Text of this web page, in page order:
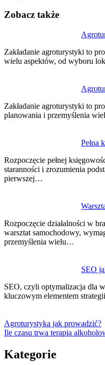
Zobacz także
Zakładanie agroturystyki to
wielu aspektów, od wyboru
Zakładanie agroturystyki to
planowania i przemyślenia
Pełna
Rozpoczęcie pełnej
staranności i zrozumienia
pierwszej…
Rozpoczęcie działalności w
warsztat samochodowy,
przemyślenia wielu…
SEO
SEO, czyli optymalizacja dla
kluczowym elementem
wpisu
Agroturystyka jak prowadzić?
Ile czasu trwa terapia
Kategorie